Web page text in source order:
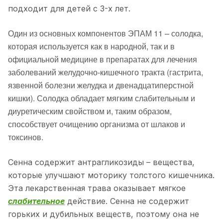
подходит для детей с 3-х лет.
Один из основных компонентов ЭПАМ 11 – солодка,
которая используется как в народной, так и в
официальной медицине в препаратах для лечения
заболеваний желудочно-кишечного тракта (гастрита,
язвенной болезни желудка и двенадцатиперстной
кишки). Солодка обладает мягким слабительным и
диуретическим свойством и, таким образом,
способствует очищению организма от шлаков и
токсинов.
Сенна содержит антрагликозиды – вещества,
которые улучшают моторику толстого кишечника.
Эта лекарственная трава оказывает мягкое
слабительное действие. Сенна не содержит
горьких и дубильных веществ, поэтому она не